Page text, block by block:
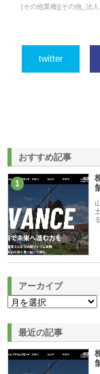
[その他業種][その他_法
twitter
おすすめ記事
1
アーカイブ
最近の記事